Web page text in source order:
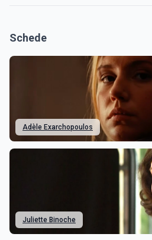
Schede
Adèle Exarchopoulos
Juliette Binoche